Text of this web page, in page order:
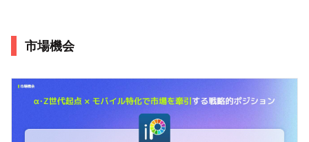
市場機会